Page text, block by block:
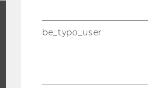
BACHELOR
be_typo_user